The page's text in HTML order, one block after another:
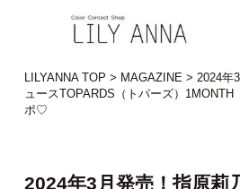
LILYANNA TOP > MAGAZINE> 2024年
ュースTOPARDS（トパーズ）1MONTH
ポ♡
2024年3月発売！指原莉